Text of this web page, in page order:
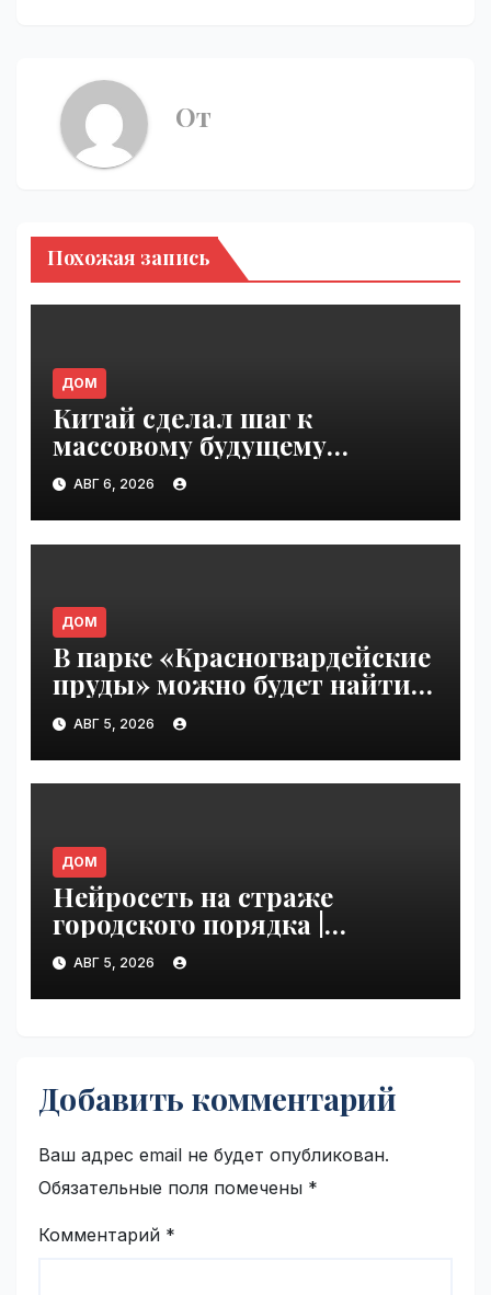
От
Похожая запись
ДОМ
Китай сделал шаг к
массовому будущему
воздушного транспорта |
VseTime.ru
АВГ 6, 2026
ДОМ
В парке «Красногвардейские
пруды» можно будет найти
настоящего друга |
VseTime.ru
АВГ 5, 2026
ДОМ
Нейросеть на страже
городского порядка |
VseTime.ru
АВГ 5, 2026
Добавить комментарий
Ваш адрес email не будет опубликован.
Обязательные поля помечены *
Комментарий *